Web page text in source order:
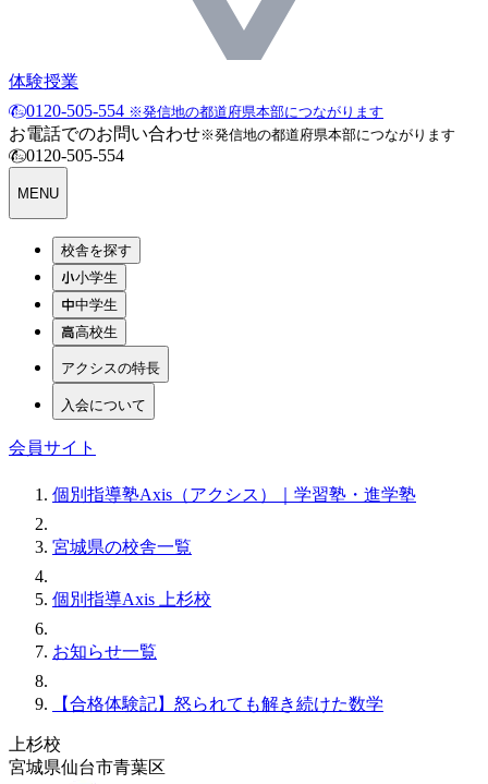
体験授業
0120-505-554 ※発信地の都道府県本部につながります
お電話でのお問い合わせ※発信地の都道府県本部につながります
0120-505-554
MENU
校舎を探す
小学生
中学生
高校生
アクシスの特長
入会について
会員サイト
個別指導塾Axis（アクシス）｜学習塾・進学塾
宮城県の校舎一覧
個別指導Axis 上杉校
お知らせ一覧
【合格体験記】怒られても解き続けた数学
上杉校
宮城県仙台市青葉区